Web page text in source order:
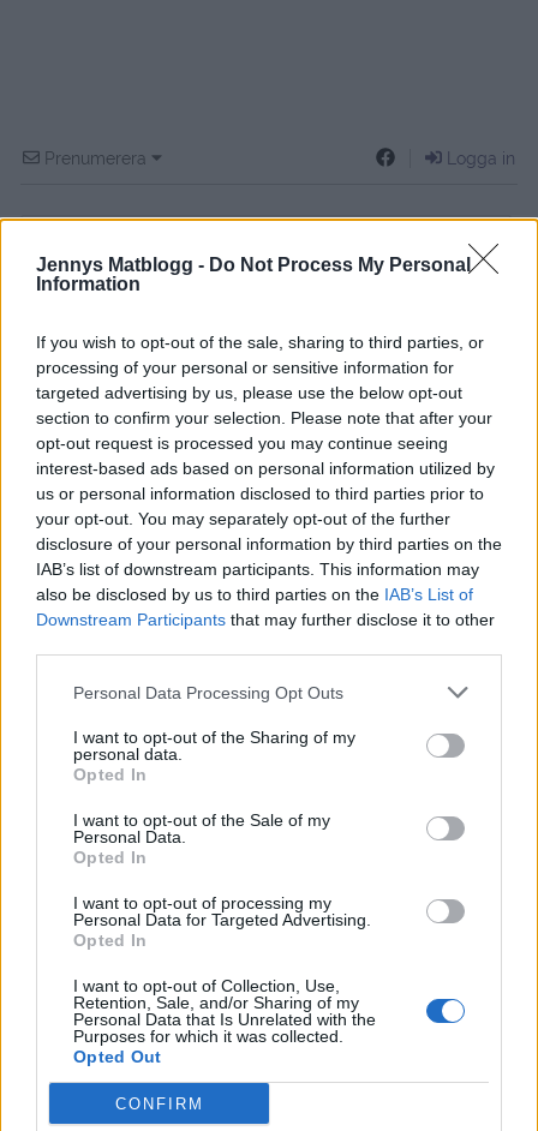
Jennys Matblogg - Do Not Process My Personal
Information
If you wish to opt-out of the sale, sharing to third parties, or
processing of your personal or sensitive information for
targeted advertising by us, please use the below opt-out
section to confirm your selection. Please note that after your
opt-out request is processed you may continue seeing
interest-based ads based on personal information utilized by
us or personal information disclosed to third parties prior to
your opt-out. You may separately opt-out of the further
disclosure of your personal information by third parties on the
IAB’s list of downstream participants. This information may
also be disclosed by us to third parties on the IAB’s List of
Downstream Participants that may further disclose it to other
Personal Data Processing Opt Outs
I want to opt-out of the Sharing of my
personal data.
Opted In
I want to opt-out of the Sale of my
Personal Data.
Opted In
I want to opt-out of processing my
Personal Data for Targeted Advertising.
Opted In
I want to opt-out of Collection, Use,
Retention, Sale, and/or Sharing of my
Personal Data that Is Unrelated with the
Purposes for which it was collected.
Opted Out
CONFIRM
Prenumerera Logga in
COMMENT
äldsta
Ingmari Lindholm
2 år sedan
Positivt man blir glad av detta 😀
Svara
FALUGRATÄNG MED
SMAK AV AJVAR